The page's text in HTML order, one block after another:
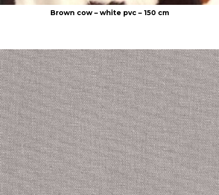
Brown cow – white pvc – 150 cm